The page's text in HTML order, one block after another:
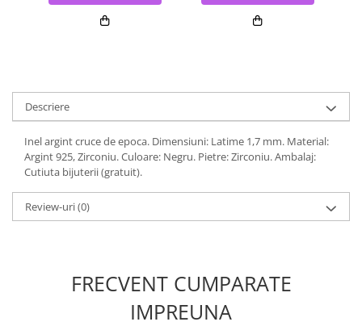
Descriere
Inel argint cruce de epoca. Dimensiuni: Latime 1,7 mm. Material:
Argint 925, Zirconiu. Culoare: Negru. Pietre: Zirconiu. Ambalaj:
Cutiuta bijuterii (gratuit).
Review-uri(0)
FRECVENT CUMPARATE
IMPREUNA